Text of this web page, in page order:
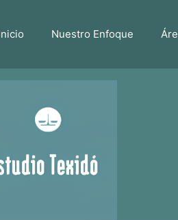
Nuestro Enfoque